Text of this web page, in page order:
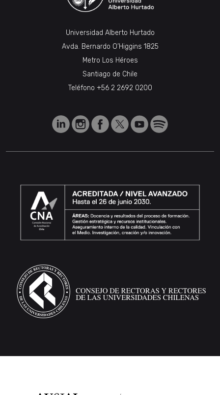
Universidad Alberto Hurtado
Avda. Bernardo O’Higgins 1825
Metro Los Héroes
Santiago de Chile
Teléfono +56 2 2692 0200